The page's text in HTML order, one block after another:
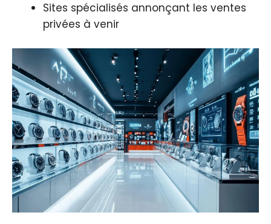
Sites spécialisés annonçant les ventes
privées à venir